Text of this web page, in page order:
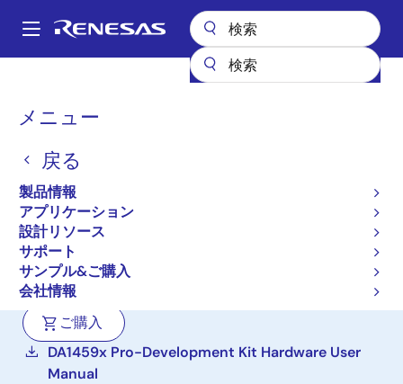
ン
Main
メニュー
戻る
製品情報
アプリケーション
設計リソース
サポート
サンプル&ご購入
会社情報
パ
く
ず
DA14594-006FDB-P
SmartBond DA14594
Bluetooth Low Energy 5.3
ドーターボード (FCQFN
SoC)
DA14594-006FDB-P
ご購入
DA1459x Pro-Development Kit Hardware User
Manual